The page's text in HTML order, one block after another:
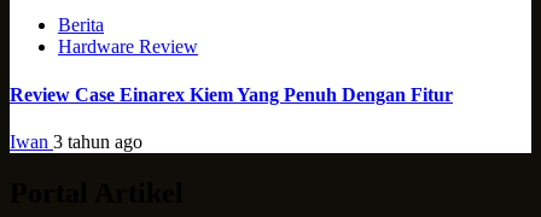
Berita
Hardware Review
Review Case Einarex Kiem Yang Penuh Dengan Fitur
Iwan 3 tahun ago